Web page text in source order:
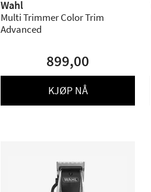
Wahl
Multi Trimmer Color Trim
Advanced
899,00
KJØP NÅ